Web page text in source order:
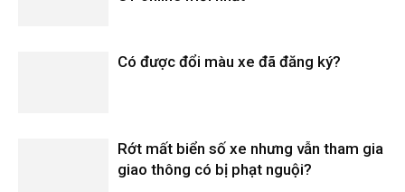
Có được đổi màu xe đã đăng ký?
Rớt mất biển số xe nhưng vẫn tham gia
giao thông có bị phạt nguội?